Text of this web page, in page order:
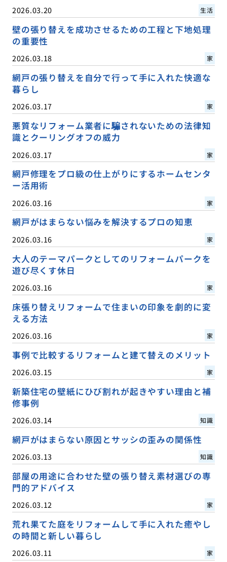
2026.03.20 生活
壁の張り替えを成功させるための工程と下地処理
の重要性
2026.03.18 家
網戸の張り替えを自分で行って手に入れた快適な
暮らし
2026.03.17 家
悪質なリフォーム業者に騙されないための法律知
識とクーリングオフの威力
2026.03.17 家
網戸修理をプロ級の仕上がりにするホームセンタ
ー活用術
2026.03.16 家
網戸がはまらない悩みを解決するプロの知恵
2026.03.16 家
大人のテーマパークとしてのリフォームパークを
遊び尽くす休日
2026.03.16 家
床張り替えリフォームで住まいの印象を劇的に変
える方法
2026.03.16 家
事例で比較するリフォームと建て替えのメリット
2026.03.15 家
新築住宅の壁紙にひび割れが起きやすい理由と補
修事例
2026.03.14 知識
網戸がはまらない原因とサッシの歪みの関係性
2026.03.13 知識
部屋の用途に合わせた壁の張り替え素材選びの専
門的アドバイス
2026.03.12 家
荒れ果てた庭をリフォームして手に入れた癒やし
の時間と新しい暮らし
2026.03.11 家